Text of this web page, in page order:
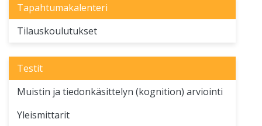
Tapahtumakalenteri
Tilauskoulutukset
Testit
Muistin ja tiedonkäsittelyn (kognition) arviointi
Yleismittarit